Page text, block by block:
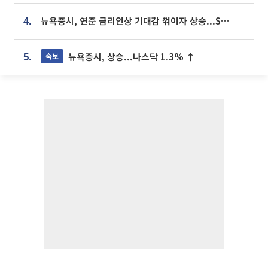
4. 뉴욕증시, 연준 금리인상 기대감 꺾이자 상승...S&P500 사상 최고치 [종합]
5. 속보 뉴욕증시, 상승...나스닥 1.3% ↑